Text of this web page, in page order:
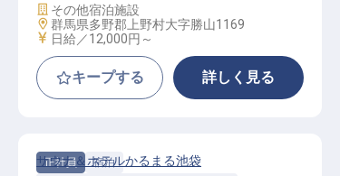
施設業態
その他宿泊施設
勤務地
群馬県多野郡上野村大字勝山1169
給与
日給／12,000円～
キープする 詳しく見る
正社員
宿泊
サウナ＆ホテルかるまる池袋